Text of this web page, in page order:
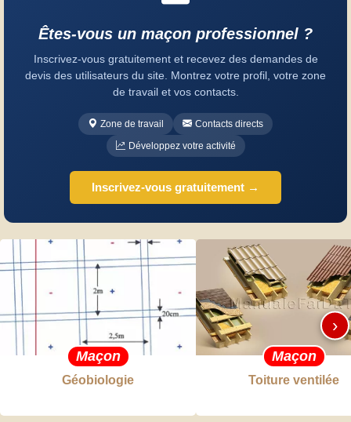
Êtes-vous un maçon professionnel ?
Inscrivez-vous gratuitement et recevez des demandes de
devis des utilisateurs du site. Montrez votre profil, votre zone
de travail et vos contacts.
Zone de travail
Contacts directs
Développez votre activité
Inscrivez-vous gratuitement →
Maçon
Géobiologie
Maçon
Toiture ventilée
›